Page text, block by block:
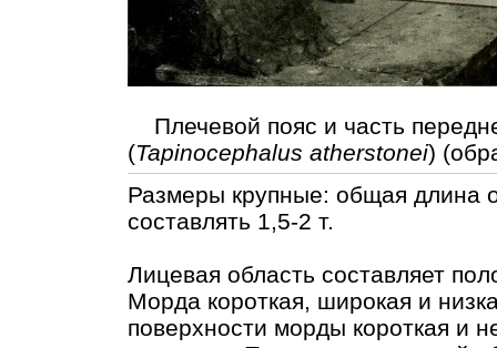
Плечевой пояс и часть
(Tapinocephalus atherstonei)
Размеры крупные: общая длина
составлять 1,5-2 т.
Лицевая область составляет
Морда короткая, широкая и
поверхности морды короткая и